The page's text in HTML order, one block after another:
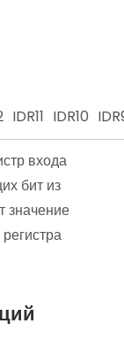
IDR11 IDR10
входа
бит из
значение